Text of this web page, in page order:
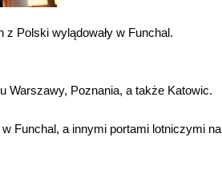
Polski wylądowały w Funchal.
Warszawy, Poznania, a także Katowic.
Funchal, a innymi portami lotniczymi na